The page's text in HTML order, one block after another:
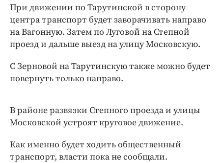
Бренд года
Работодатель года
При движении по Тарутинской в сторону
центра транспорт будет заворачивать направо
на Вагонную. Затем по Луговой на Степной
проезд и дальше выезд на улицу Московскую.
С Зерновой на Тарутинскую также можно будет
повернуть только направо.
В районе развязки Степного проезда и улицы
Московской устроят круговое движение.
Как именно будет ходить общественный
транспорт, власти пока не сообщали.